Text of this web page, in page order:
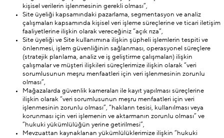
kişisel verilerin işlenmesinin gerekli olması”,
Site üyeliği kapsamındaki pazarlama, segmentasyon ve analiz
çalışmaları kapsamında kişisel veri işleme süreçlerine ve ticari iletişim
faaliyetlerine ilişkin olarak vereceğiniz “açık rıza”,
Site üyeliği ve Site kullanımına ilişkin şüpheli işlemlerin tespiti ve
önlenmesi, işlem güvenliğinin sağlanması, operasyonel süreçlere
(stratejik planlama, analiz ve iş geliştirme çalışmaları) ilişkin
çalışmalar ve müşteri ilişkileri süreçlerimize ilişkin olarak “veri
sorumlusunun meşru menfaatleri için veri işlenmesinin zorunlu
olması”,
Mağazalarda güvenlik kameraları ile kayıt yapılması süreçlerine
ilişkin olarak “veri sorumlusunun meşru menfaatleri için veri
işlenmesinin zorunlu olması”, “hakların tesisi, kullanılması veya
korunması için veri işlemenin ve aktarmanın zorunlu olması” ve
“hukuki yükümlülüğün yerine getirilmesi”,
Mevzuattan kaynaklanan yükümlülüklerimize ilişkin “hukuki